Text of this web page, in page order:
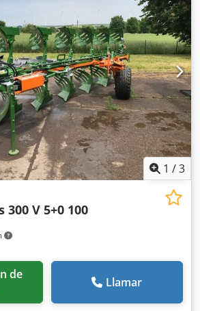
1 /3
300 V 5+0 100
Llamar